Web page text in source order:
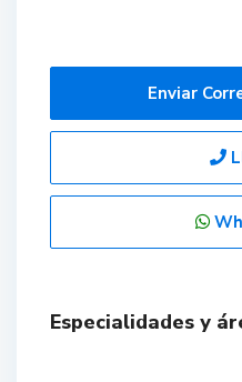
Enviar
Especialidades y